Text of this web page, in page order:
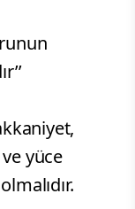
yüce